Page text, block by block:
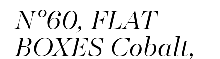
N°60, FLAT
BOXES Cobalt,